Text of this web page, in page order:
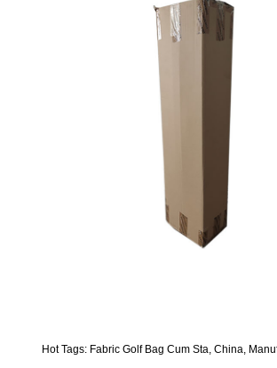
Hot Tags: Fabric Golf Bag Cum Sta, China,